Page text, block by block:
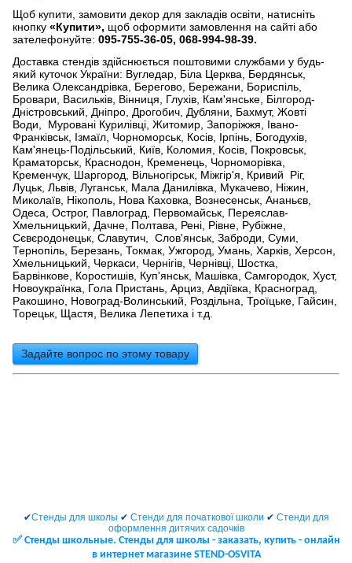
Щоб купити, замовити декор для закладів освіти, натисніть
кнопку «Купити», щоб оформити замовлення на сайті або
зателефонуйте: 095-755-36-05, 068-994-98-39.
Доставка стендів здійснюється поштовими службами у будь-
який куточок України: Вугледар, Біла Церква, Бердянськ,
Велика Олександрівка, Берегово, Бережани, Бориспіль,
Бровари, Васильків, Вінниця, Глухів, Кам'янське, Білгород-
Дністровський, Дніпро, Дрогобич, Дубляни, Бахмут, Жовті
Води, Муровані Курилівці, Житомир, Запоріжжя, Івано-
Франківськ, Ізмаїл, Чорноморськ, Косів, Ірпінь, Богодухів,
Кам'янець-Подільський, Київ, Коломия, Косів, Покровськ,
Краматорськ, Краснодон, Кременець, Чорноморівка,
Кременчук, Шаргород, Вільногірськ, Міжгір'я, Кривий Ріг,
Луцьк, Львів, Луганськ, Мала Данилівка, Мукачево, Ніжин,
Миколаїв, Нікополь, Нова Каховка, Вознесенськ, Ананьєв,
Одеса, Острог, Павлоград, Первомайськ, Переяслав-
Хмельницький, Дачне, Полтава, Рені, Рівне, Рубіжне,
Сєвєродонецьк, Славутич, Слов'янськ, Заброди, Суми,
Тернопіль, Березань, Токмак, Ужгород, Умань, Харків, Херсон,
Хмельницький, Черкаси, Чернігів, Чернівці, Шостка,
Барвінкове, Коростишів, Куп'янськ, Машівка, Самгородок, Хуст,
Новоукраїнка, Гола Пристань, Арциз, Авдіївка, Красноград,
Ракошино, Новоград-Волинський, Роздільна, Троїцьке, Гайсин,
Торецьк, Щастя, Велика Лепетиха і т.д.
Задайте вопрос по этому товару
✔Стенды для школы ✔ Стенди для початкової школи ✔ Стенди для
оформлення дитячих садочків
✅ Cтенды школьные. Стенды для школы - заказать, купить - онлайн
в интернет магазине STEND-OSVITA